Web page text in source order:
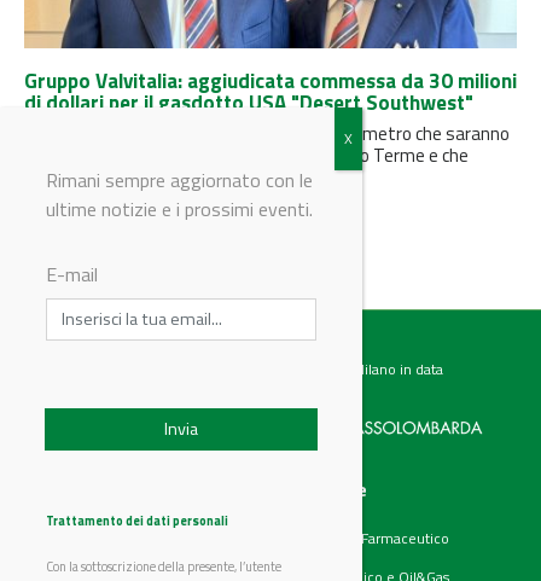
Gruppo Valvitalia: aggiudicata commessa da 30 milioni
di dollari per il gasdotto USA "Desert Southwest"
La fornitura riguarda 94 valvole di grande diametro che saranno
realizzate nello stabilimento di Rivanazzano Terme e che
saranno destinate...
Testata giornalistica registrata presso il Tribunale di Milano in data
Chi siamo
Prodotti
Categorie
Chimico e Farmaceutico
Rimani sempre aggiornato con le
ultime notizie e i prossimi eventi.
E-mail
Trattamento dei dati personali
Con la sottoscrizione della presente, l’utente